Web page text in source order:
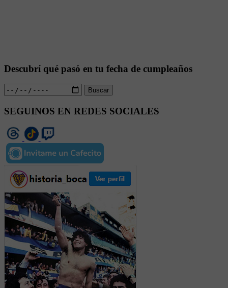
Descubrí qué pasó en tu fecha de cumpleaños
Buscar
SEGUINOS EN REDES SOCIALES